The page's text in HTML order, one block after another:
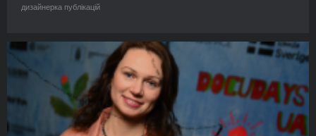
дизайнерка публікацій